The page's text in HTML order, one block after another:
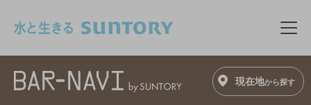
メ
現在地から探す